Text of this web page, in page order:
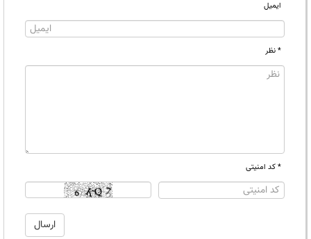
ایمیل
* نظر
* کد امنیتی